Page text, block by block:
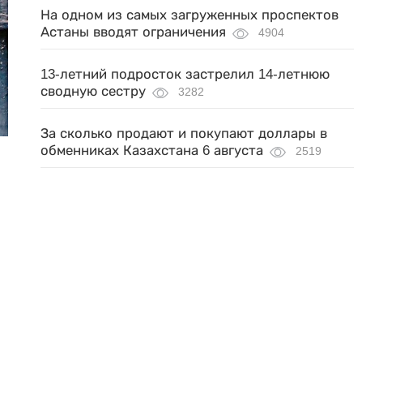
На одном из самых загруженных проспектов
Астаны вводят ограничения
4904
13-летний подросток застрелил 14-летнюю
сводную сестру
3282
За сколько продают и покупают доллары в
обменниках Казахстана 6 августа
2519